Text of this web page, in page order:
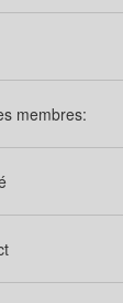
membres: